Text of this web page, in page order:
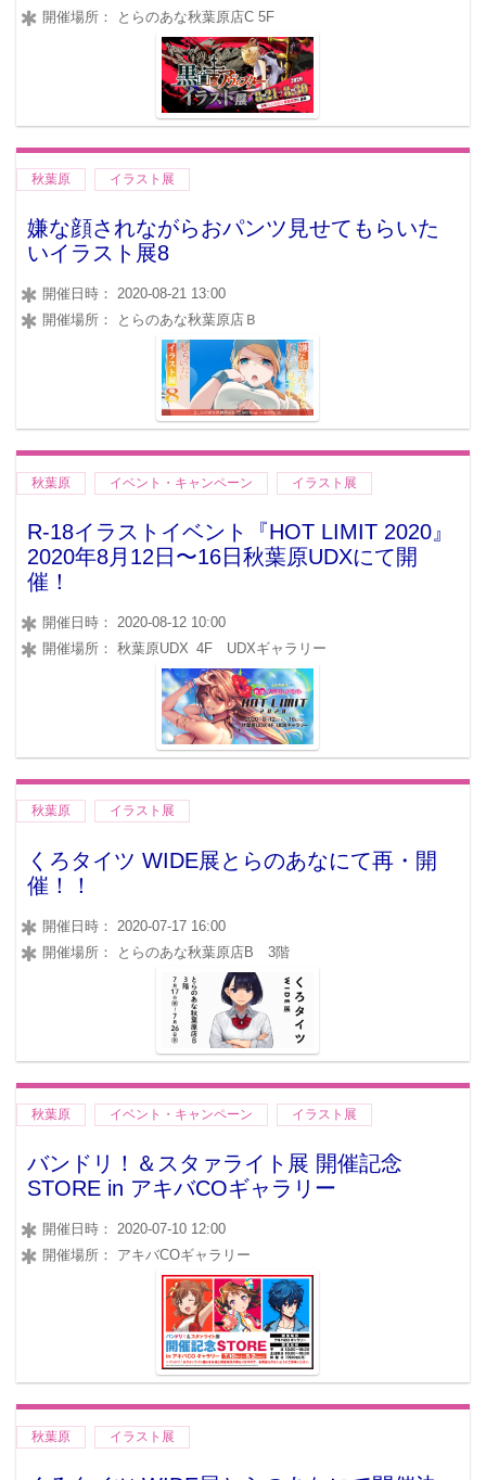
開催場所： とらのあな秋葉原店C 5F
秋葉原 イラスト展
嫌な顔されながらおパンツ見せてもらいた
いイラスト展8
開催日時： 2020-08-21 13:00
開催場所： とらのあな秋葉原店Ｂ
秋葉原 イベント・キャンペーン イラスト展
R-18イラストイベント『HOT LIMIT 2020』
2020年8月12日〜16日秋葉原UDXにて開
催！
開催日時： 2020-08-12 10:00
開催場所： 秋葉原UDX 4F UDXギャラリー
秋葉原 イラスト展
くろタイツ WIDE展とらのあなにて再・開
催！！
開催日時： 2020-07-17 16:00
開催場所： とらのあな秋葉原店B 3階
秋葉原 イベント・キャンペーン イラスト展
バンドリ！＆スタァライト展 開催記念
STORE in アキバCOギャラリー
開催日時： 2020-07-10 12:00
開催場所： アキバCOギャラリー
秋葉原 イラスト展